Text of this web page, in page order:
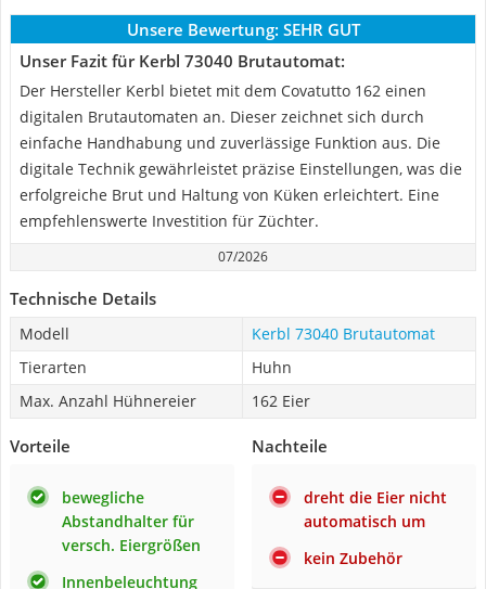
Unsere Bewertung: SEHR GUT
Unser Fazit für Kerbl 73040 Brutautomat:
Der Hersteller Kerbl bietet mit dem Covatutto 162 einen
digitalen Brutautomaten an. Dieser zeichnet sich durch
einfache Handhabung und zuverlässige Funktion aus. Die
digitale Technik gewährleistet präzise Einstellungen, was die
erfolgreiche Brut und Haltung von Küken erleichtert. Eine
empfehlenswerte Investition für Züchter.
07/2026
Technische Details
Modell
Kerbl 73040 Brutautomat
Tierarten
Huhn
Max. Anzahl Hühnereier
162 Eier
Vorteile
bewegliche
Abstandhalter für
versch. Eiergrößen
Innenbeleuchtung
Nachteile
dreht die Eier nicht
automatisch um
kein Zubehör